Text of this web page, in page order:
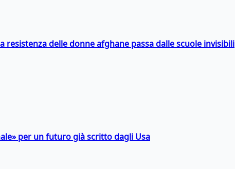
resistenza delle donne afghane passa dalle scuole invisibili
per un futuro già scritto dagli Usa